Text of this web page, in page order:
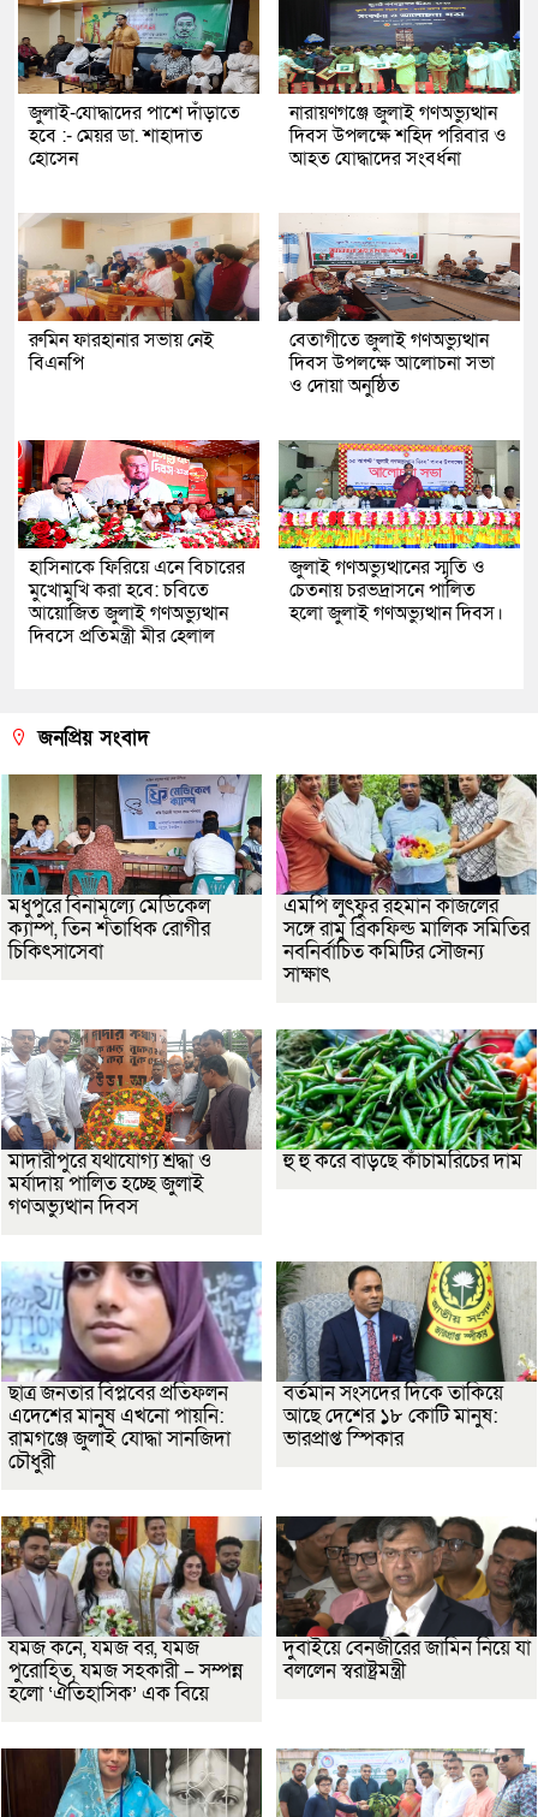
জুলাই-যোদ্ধাদের পাশে দাঁড়াতে
হবে :- মেয়র ডা. শাহাদাত
হোসেন
নারায়ণগঞ্জে জুলাই গণঅভ্যুত্থান
দিবস উপলক্ষে শহিদ পরিবার ও
আহত যোদ্ধাদের সংবর্ধনা
রুমিন ফারহানার সভায় নেই
বিএনপি
বেতাগীতে জুলাই গণঅভ্যুত্থান
দিবস উপলক্ষে আলোচনা সভা
ও দোয়া অনুষ্ঠিত
হাসিনাকে ফিরিয়ে এনে বিচারের
মুখোমুখি করা হবে: চবিতে
আয়োজিত জুলাই গণঅভ্যুত্থান
দিবসে প্রতিমন্ত্রী মীর হেলাল
জুলাই গণঅভ্যুত্থানের স্মৃতি ও
চেতনায় চরভদ্রাসনে পালিত
হলো জুলাই গণঅভ্যুত্থান দিবস।
জনপ্রিয় সংবাদ
মধুপুরে বিনামূল্যে মেডিকেল
ক্যাম্প, তিন শতাধিক রোগীর
চিকিৎসাসেবা
এমপি লুৎফুর রহমান কাজলের
সঙ্গে রামু ব্রিকফিল্ড মালিক সমিতির
নবনির্বাচিত কমিটির সৌজন্য
সাক্ষাৎ
মাদারীপুরে যথাযোগ্য শ্রদ্ধা ও
মর্যাদায় পালিত হচ্ছে জুলাই
গণঅভ্যুত্থান দিবস
হু হু করে বাড়ছে কাঁচামরিচের দাম
ছাত্র জনতার বিপ্লবের প্রতিফলন
এদেশের মানুষ এখনো পায়নি:
রামগঞ্জে জুলাই যোদ্ধা সানজিদা
চৌধুরী
বর্তমান সংসদের দিকে তাকিয়ে
আছে দেশের ১৮ কোটি মানুষ:
ভারপ্রাপ্ত স্পিকার
যমজ কনে, যমজ বর, যমজ
পুরোহিত, যমজ সহকারী – সম্পন্ন
হলো ‘ঐতিহাসিক’ এক বিয়ে
দুবাইয়ে বেনজীরের জামিন নিয়ে যা
বললেন স্বরাষ্ট্রমন্ত্রী